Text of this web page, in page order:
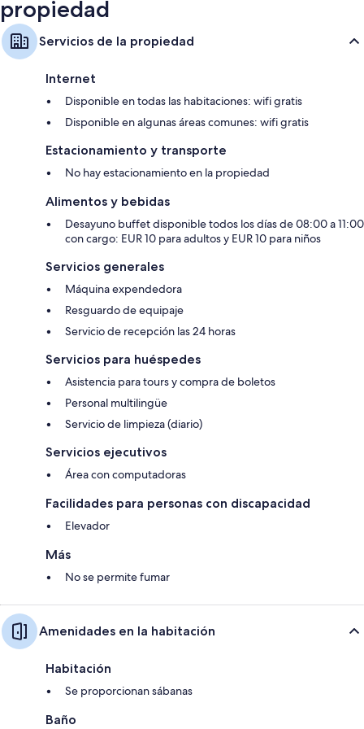
propiedad
Servicios de la propiedad
Internet
Disponible en todas las habitaciones: wifi gratis
Disponible en algunas áreas comunes: wifi gratis
Estacionamiento y transporte
No hay estacionamiento en la propiedad
Alimentos y bebidas
Desayuno buffet disponible todos los días de 08:00 a 11:00
con cargo: EUR 10 para adultos y EUR 10 para niños
Servicios generales
Máquina expendedora
Resguardo de equipaje
Servicio de recepción las 24 horas
Servicios para huéspedes
Asistencia para tours y compra de boletos
Personal multilingüe
Servicio de limpieza (diario)
Servicios ejecutivos
Área con computadoras
Facilidades para personas con discapacidad
Elevador
Más
No se permite fumar
Amenidades en la habitación
Habitación
Se proporcionan sábanas
Baño